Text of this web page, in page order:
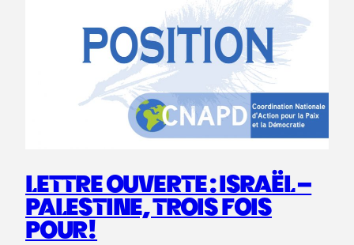
LETTRE OUVERTE : ISRAËL –
PALESTINE, TROIS FOIS
POUR!